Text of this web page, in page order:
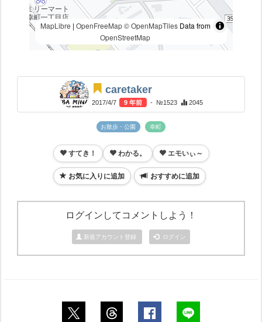
MapLibre | OpenFreeMap © OpenMapTilesData from
OpenStreetMap
caretaker
2017/4/7 9 年前 - №1523 2045
お散歩・公園 幸町
すてき！ わかる。 エモいぃ～
お気に入りに追加 おすすめに追加
ログインしてコメントしよう！
新規アカウント登録 ログイン